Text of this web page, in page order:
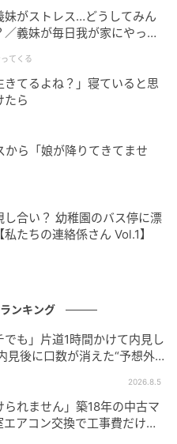
かなるよね」と話して
れが溜まっていきまし
夫がぽつりとこう漏らし
ついな…」
積み重なっていました。
きいんだね」
レスへ変わっていったの
場拡張も追加費用
妹がストレス…どうしてみん
義妹が毎日我が家にやって
てくる
てるよね？」寝ていると思
たら
ら「娘が降りてきてませ
し合い？ 幼稚園のバス停に漂
たちの連絡係さん Vol.1】
ンキング
でも」片道1時間かけて内見し
見後に口数が消えた“予想外
2026.8.5
られません」築18年の中古マ
アコン交換で工事費だけ約8